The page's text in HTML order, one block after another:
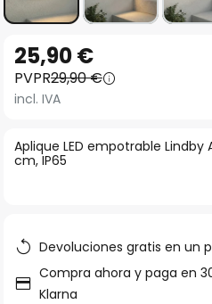
comienzo
de
galería
de
Aplique LED empotrable Lindby
cm, IP65
25,90 €
PVPR29,90 €
incl. IVA
Devoluciones gratis en un
Compra ahora y paga en
Klarna